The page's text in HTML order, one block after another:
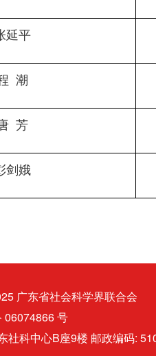
延平
潮
芳
剑娥
广东省社会科学界联合会
06074866 号
社科中心B座9楼 邮政编码: